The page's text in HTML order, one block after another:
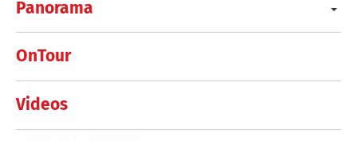
Panorama
OnTour
Videos